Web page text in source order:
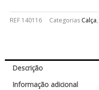
REF 140116 Categorias Calça,
Descrição
Informação adicional